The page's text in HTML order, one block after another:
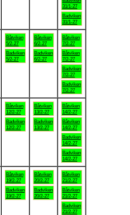
31/1-27
Badviken
31/1-27
Båtviken
5/2-27
Badviken
5/2-27
Båtviken
6/2-27
Badviken
6/2-27
Båtviken
7/2-27
Båtviken
7/2-27
Badviken
7/2-27
Badviken
7/2-27
Båtviken
12/2-27
Badviken
12/2-27
Båtviken
13/2-27
Badviken
13/2-27
Båtviken
14/2-27
Båtviken
14/2-27
Badviken
14/2-27
Badviken
14/2-27
Båtviken
19/2-27
Badviken
19/2-27
Båtviken
20/2-27
Badviken
20/2-27
Båtviken
21/2-27
Båtviken
21/2-27
Badviken
21/2-27